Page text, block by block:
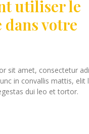
utiliser le
votre
sit amet, consectetur
in convallis mattis, elit
dui leo et tortor.